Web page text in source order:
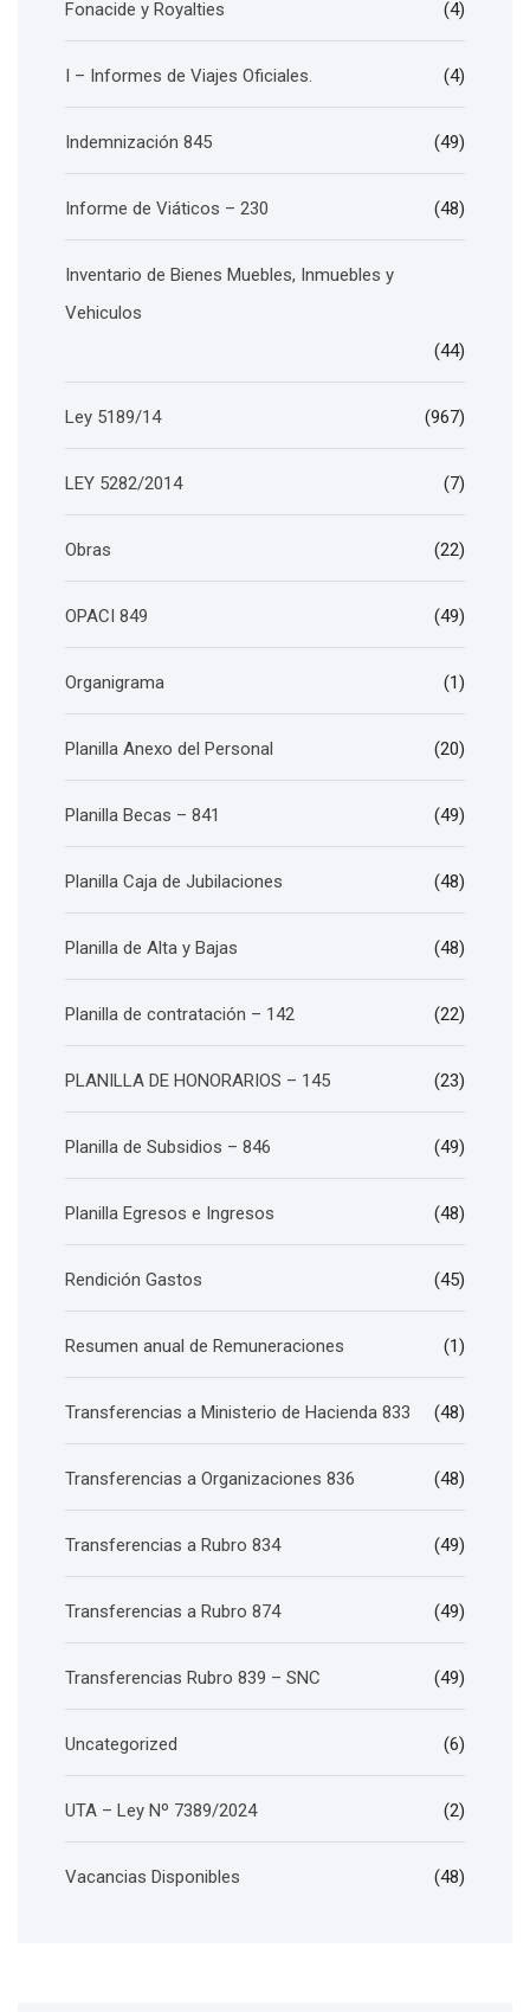
Fonacide y Royalties (4)
I – Informes de Viajes Oficiales. (4)
Indemnización 845 (49)
Informe de Viáticos – 230 (48)
Inventario de Bienes Muebles, Inmuebles y
Vehiculos
(44)
Ley 5189/14 (967)
LEY 5282/2014 (7)
Obras (22)
OPACI 849 (49)
Organigrama (1)
Planilla Anexo del Personal (20)
Planilla Becas – 841 (49)
Planilla Caja de Jubilaciones (48)
Planilla de Alta y Bajas (48)
Planilla de contratación – 142 (22)
PLANILLA DE HONORARIOS – 145 (23)
Planilla de Subsidios – 846 (49)
Planilla Egresos e Ingresos (48)
Rendición Gastos (45)
Resumen anual de Remuneraciones (1)
Transferencias a Ministerio de Hacienda 833 (48)
Transferencias a Organizaciones 836 (48)
Transferencias a Rubro 834 (49)
Transferencias a Rubro 874 (49)
Transferencias Rubro 839 – SNC (49)
Uncategorized (6)
UTA – Ley Nº 7389/2024 (2)
Vacancias Disponibles (48)